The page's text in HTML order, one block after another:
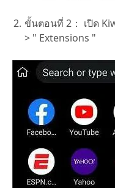
ขั้นตอนที่ 2： เปิด
> " Extensions "